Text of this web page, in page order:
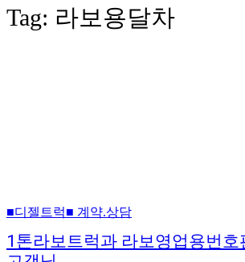
Tag: 라보용달차
■디젤트럭■ 계약.상담
1톤라보트럭과 라보영업용번호